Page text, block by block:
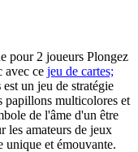
pour 2 joueurs Plongez
avec ce jeu de cartes;
est un jeu de stratégie
papillons multicolores et
de l'âme d'un être
les amateurs de jeux
unique et émouvante.